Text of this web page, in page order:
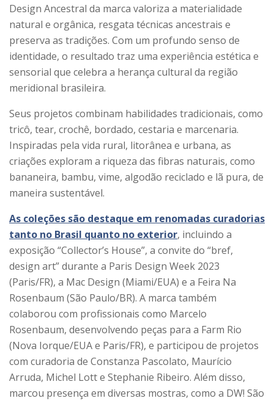
Design Ancestral da marca valoriza a materialidade
natural e orgânica, resgata técnicas ancestrais e
preserva as tradições. Com um profundo senso de
identidade, o resultado traz uma experiência estética e
sensorial que celebra a herança cultural da região
meridional brasileira.
Seus projetos combinam habilidades tradicionais, como
tricô, tear, crochê, bordado, cestaria e marcenaria.
Inspiradas pela vida rural, litorânea e urbana, as
criações exploram a riqueza das fibras naturais, como
bananeira, bambu, vime, algodão reciclado e lã pura, de
maneira sustentável.
As coleções são destaque em renomadas curadorias
tanto no Brasil quanto no exterior, incluindo a
exposição “Collector’s House”, a convite do “bref,
design art” durante a Paris Design Week 2023
(Paris/FR), a Mac Design (Miami/EUA) e a Feira Na
Rosenbaum (São Paulo/BR). A marca também
colaborou com profissionais como Marcelo
Rosenbaum, desenvolvendo peças para a Farm Rio
(Nova Iorque/EUA e Paris/FR), e participou de projetos
com curadoria de Constanza Pascolato, Maurício
Arruda, Michel Lott e Stephanie Ribeiro. Além disso,
marcou presença em diversas mostras, como a DW! São